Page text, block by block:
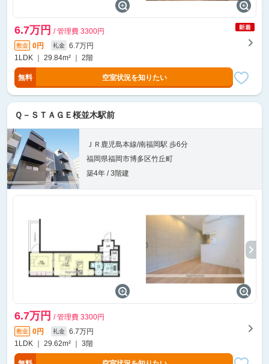
6.7万円 / 管理費 3300円
敷金 0円 礼金
6.7万円
1LDK ｜ 29.84m² ｜ 2階
無料 空室状況を知りたい
Ｑ－ＳＴＡＧＥ桜並木駅前
ＪＲ鹿児島本線/南福岡駅 歩6分
福岡県福岡市博多区竹丘町
築4年 / 3階建
6.7万円 / 管理費 3300円
敷金 0円 礼金
6.7万円
1LDK ｜ 29.62m² ｜ 3階